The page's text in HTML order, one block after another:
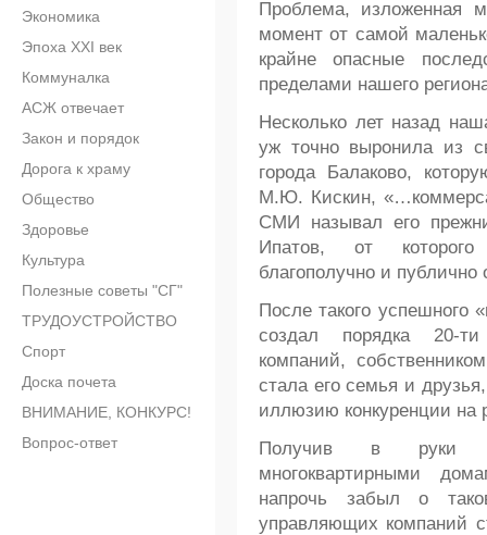
Экономика
Эпоха XXI век
Коммуналка
АСЖ отвечает
Закон и порядок
Дорога к храму
Общество
Здоровье
Культура
Полезные советы "СГ"
ТРУДОУСТРОЙСТВО
Спорт
Доска почета
ВНИМАНИЕ, КОНКУРС!
Вопрос-ответ
Проблема, изложенная
момент от самой
крайне опасные
пределами нашего
Несколько лет назад
уж точно выронила из
города Балаково,
М.Ю. Кискин,
СМИ называл его
Ипатов, от
благополучно и
После такого успешного
создал порядка 20-
компаний,
стала его семья и
иллюзию конкуренции на
Получив в руки
многоквартирными
напрочь забыл о
управляющих компаний